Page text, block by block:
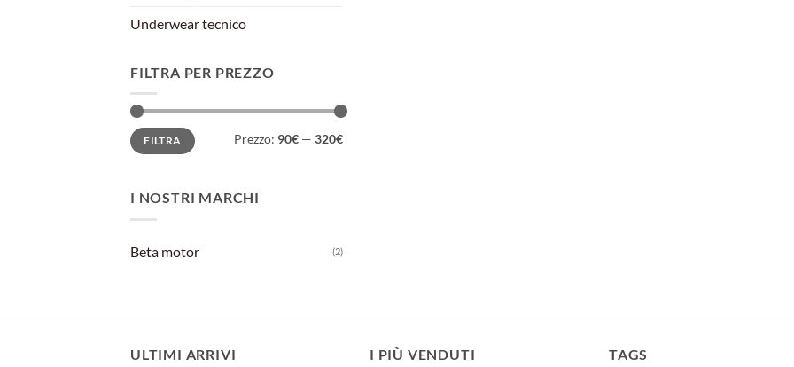
Underwear tecnico
FILTRA PER PREZZO
Prezzo
Min
Prezzo
MaxFILTRA Prezzo: 90€ — 320€
I NOSTRI MARCHI
Beta motor (2)
ULTIMI ARRIVI I PIÙ VENDUTI TAGS